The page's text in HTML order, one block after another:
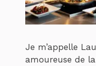
Je m’appelle
amoureuse de